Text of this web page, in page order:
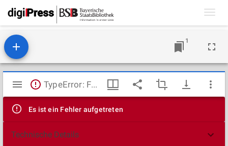
1
Mirador
Viewer
TypeError: Failed to fetch
Es ist ein Fehler aufgetreten
Technische Details